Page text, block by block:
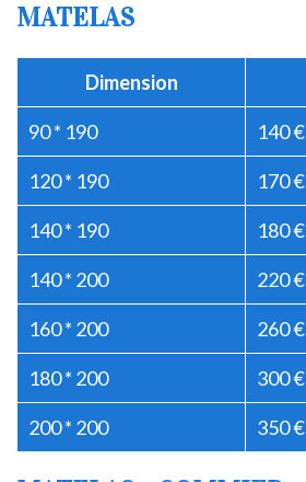
MATELAS
Dimension
90 * 190 140 €
120 * 190 170 €
140 * 190 180 €
140 * 200 220 €
160 * 200 260 €
180 * 200 300 €
200 * 200 350 €